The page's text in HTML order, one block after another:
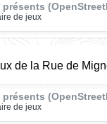
présents
de jeux
de la Rue de
présents
de jeux